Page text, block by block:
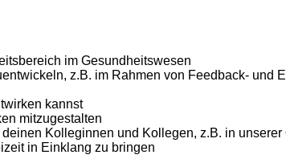
im Gesundheitswesen
z.B. im Rahmen von Feedback-
kannst
mitzugestalten
Kolleginnen und Kollegen, z.B. in
in Einklang zu bringen